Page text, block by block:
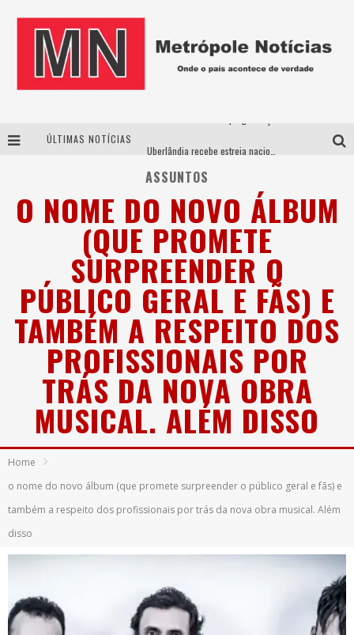
ÚLTIMAS NOTÍCIAS
ASSUNTOS
O NOME DO NOVO ÁLBUM
(QUE PROMETE
SURPREENDER O
PÚBLICO GERAL E FÃS) E
TAMBÉM A RESPEITO DOS
PROFISSIONAIS POR
TRÁS DA NOVA OBRA
MUSICAL. ALÉM DISSO
Home
o nome do novo álbum (que promete surpreender o público geral e fãs) e
também a respeito dos profissionais por trás da nova obra musical. Além
disso